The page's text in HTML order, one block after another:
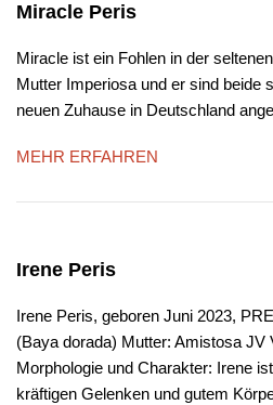
Miracle Peris
Miracle ist ein Fohlen in der
Mutter Imperiosa und er sind beide
neuen Zuhause in Deutschland
MEHR ERFAHREN
Irene Peris
Irene Peris, geboren Juni 2023,
(Baya dorada) Mutter: Amistosa JV
Morphologie und Charakter: Irene
kräftigen Gelenken und gutem